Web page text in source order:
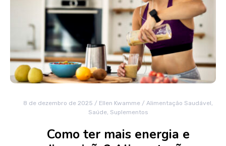
8 de dezembro de 2025 / Ellen Kwamme / Alimentação Saudável
Saúde, Suplementos
Como ter mais energia e